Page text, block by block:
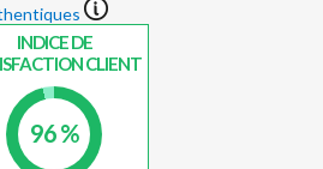
INDICE DE
CLIENT
96 %